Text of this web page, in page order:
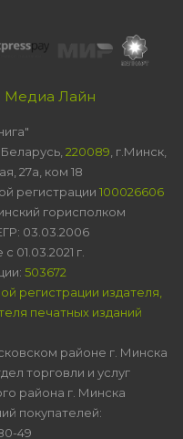
Медиа Лайн
220089 , г.Минск,
27а, ком 18
регистрации 100026606
горисполком
03.03.2006
01.03.2021 г.
503672
регистрации издателя,
печатных изданий
районе г. Минска
торговли и услуг
района г. Минска
покупателей:
49